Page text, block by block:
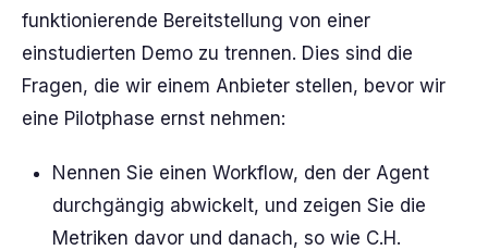
funktionierende Bereitstellung von einer
einstudierten Demo zu trennen. Dies sind die
Fragen, die wir einem Anbieter stellen, bevor wir
eine Pilotphase ernst nehmen:
Nennen Sie einen Workflow, den der Agent
durchgängig abwickelt, und zeigen Sie die
Metriken davor und danach, so wie C.H.